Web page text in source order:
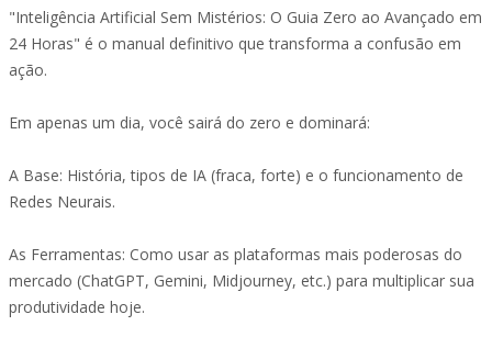
"Inteligência Artificial Sem Mistérios: O Guia Zero ao Avançado em
24 Horas" é o manual definitivo que transforma a confusão em
ação.
Em apenas um dia, você sairá do zero e dominará:
A Base: História, tipos de IA (fraca, forte) e o funcionamento de
Redes Neurais.
As Ferramentas: Como usar as plataformas mais poderosas do
mercado (ChatGPT, Gemini, Midjourney, etc.) para multiplicar sua
produtividade hoje.